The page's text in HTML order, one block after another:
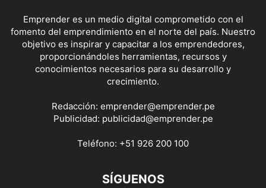
Emprender es un medio digital comprometido con el
fomento del emprendimiento en el norte del país. Nuestro
objetivo es inspirar y capacitar a los emprendedores,
proporcionándoles herramientas, recursos y
conocimientos necesarios para su desarrollo y
crecimiento.
Redacción: emprender@emprender.pe
Publicidad: publicidad@emprender.pe
Teléfono: +51 926 200 100
SÍGUENOS